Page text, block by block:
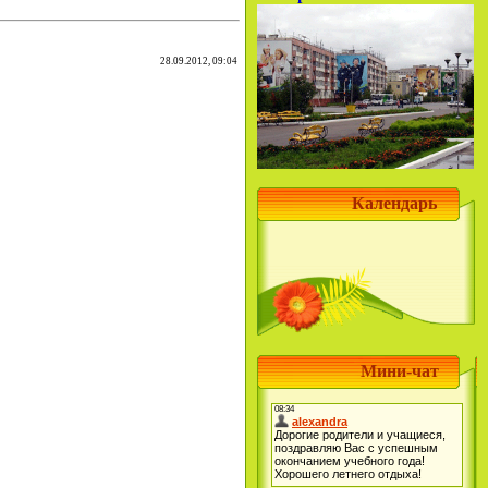
28.09.2012, 09:04
Календарь
Мини-чат